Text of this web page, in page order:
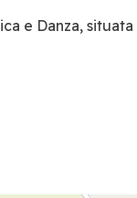
e Danza,